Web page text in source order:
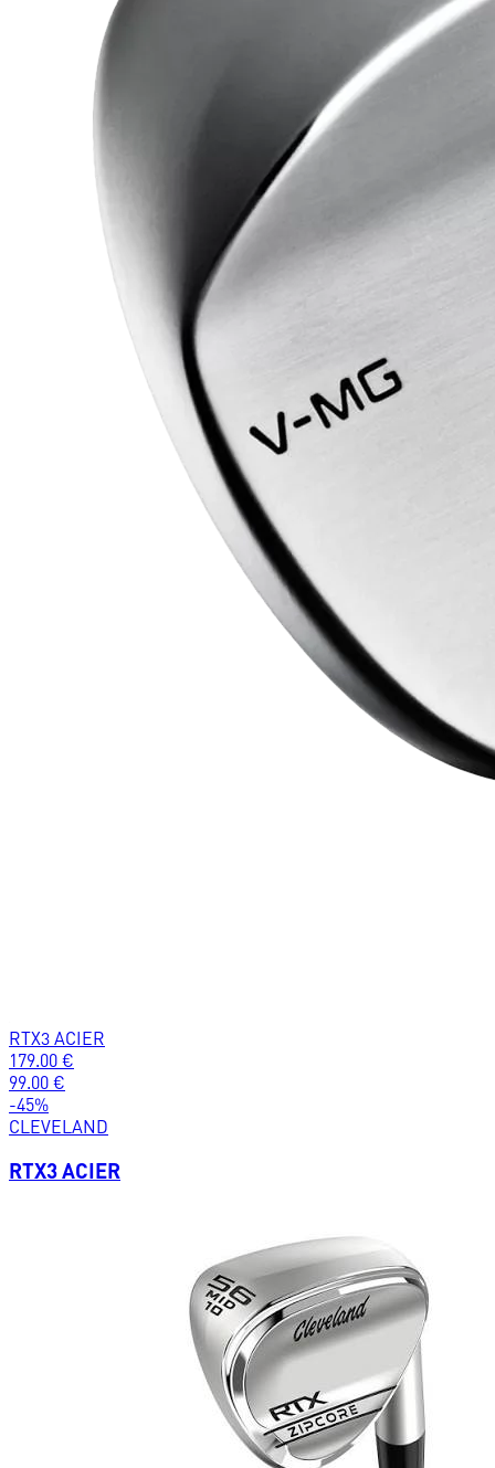
RTX3 ACIER
179.00 €
99.00 €
-45%
CLEVELAND
RTX3 ACIER